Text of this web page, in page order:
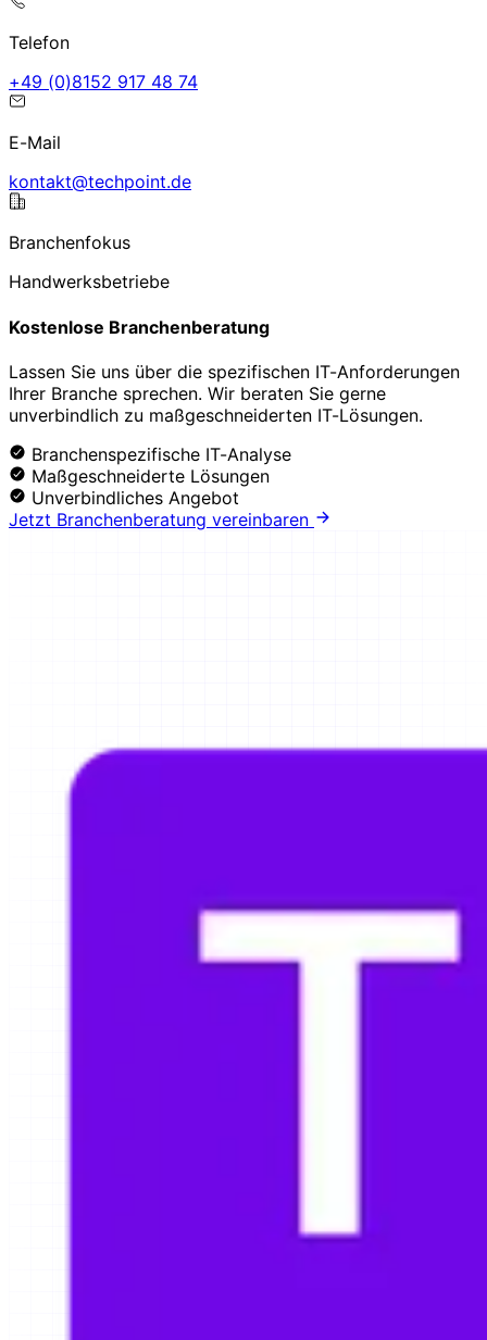
Telefon
47 84 719 2518(0) 94+
E-Mail
ed.tniophcet@tkatnok
Branchenfokus
Handwerksbetriebe
Kostenlose Branchenberatung
Lassen Sie uns über die spezifischen IT-Anforderungen
Ihrer Branche sprechen. Wir beraten Sie gerne
unverbindlich zu maßgeschneiderten IT-Lösungen.
Branchenspezifische IT-Analyse
Maßgeschneiderte Lösungen
Unverbindliches Angebot
Jetzt Branchenberatung vereinbaren